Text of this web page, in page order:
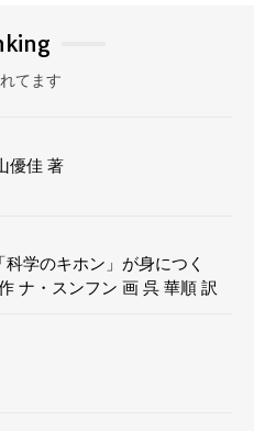
てます
優佳 著
科学のキホン」が身につく
ナ・スンフン 画 呉 華順 訳